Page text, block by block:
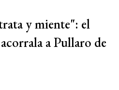
y miente": el
a Pullaro de